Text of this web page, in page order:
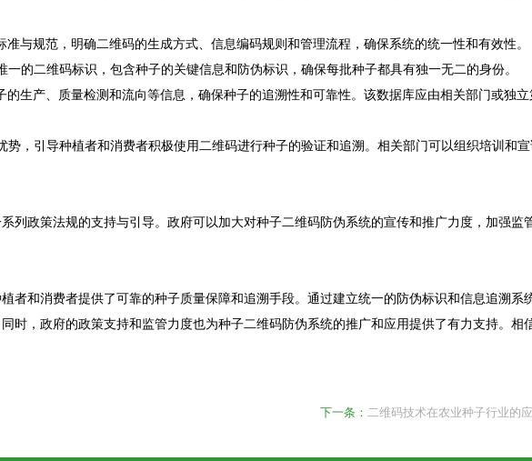
与规范，明确二维码的生成方式、信息编码规则和管理流程，确保系统的统一性和有效性。
的二维码标识，包含种子的关键信息和防伪标识，确保每批种子都具有独一无二的身份。
生产、质量检测和流向等信息，确保种子的追溯性和可靠性。该数据库应由相关部门或独
，引导种植者和消费者积极使用二维码进行种子的验证和追溯。相关部门可以组织培训和
列政策法规的支持与引导。政府可以加大对种子二维码防伪系统的宣传和推广力度，加强监
者和消费者提供了可靠的种子质量保障和追溯手段。通过建立统一的防伪标识和信息追溯系
时，政府的政策支持和监管力度也为种子二维码防伪系统的推广和应用提供了有力支持。相
下一条： 二维码技术在农业种子行业的